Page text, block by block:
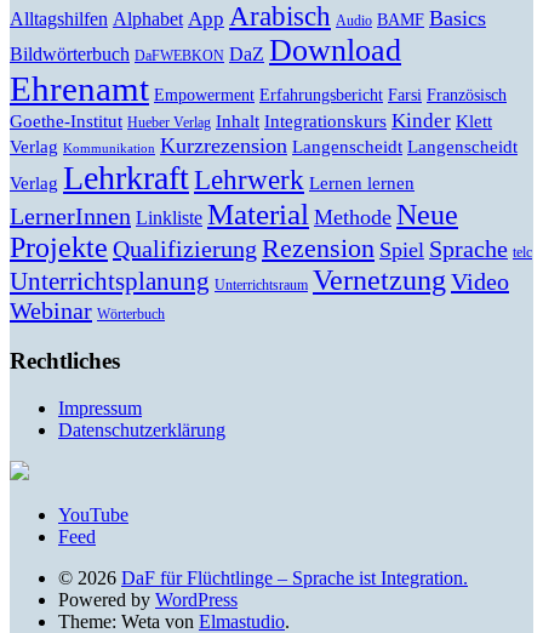
Alltagshilfen Alphabet App Arabisch Audio BAMF Basics
Bildwörterbuch DaFWEBKON DaZ Download
Ehrenamt Empowerment Erfahrungsbericht Farsi Französisch
Goethe-Institut Hueber Verlag Inhalt Integrationskurs Kinder Klett
Verlag Kommunikation Kurzrezension Langenscheidt Langenscheidt
Verlag LehrkraftLehrwerk Lernen lernen
LernerInnen Linkliste Material Methode Neue
Projekte Qualifizierung Rezension Spiel Sprache telc
Unterrichtsplanung Unterrichtsraum VernetzungVideo
Webinar Wörterbuch
Rechtliches
Impressum
Datenschutzerklärung
YouTube
Feed
© 2026 DaF für Flüchtlinge – Sprache ist Integration.
Powered by WordPress
Theme: Weta von Elmastudio.